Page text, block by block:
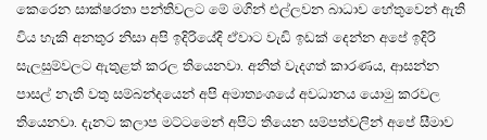
කෙරෙන සාක්ෂරතා පන්තිවලට මේ මගින් එල්ලවන බාධාව හේතුවෙන් ඇති
විය හැකි අනතුර නිසා අපි ඉදිරියේදි ඒවාට වැඩි ඉඩක් දෙන්න අපේ ඉදිරි
සැලසුම්වලට ඇතුළත් කරල තියෙනවා. අනිත් වැදගත් කාරණය, ආසන්න
පාසල් නැති වතු සම්බන්දයෙන් අපි අමාත්‍යංශයේ අවධානය යොමු කරවල
තියෙනවා. දැනට කලාප මට්ටමෙන් අපිට තියෙන සම්පත්වලින් අපේ සීමාව